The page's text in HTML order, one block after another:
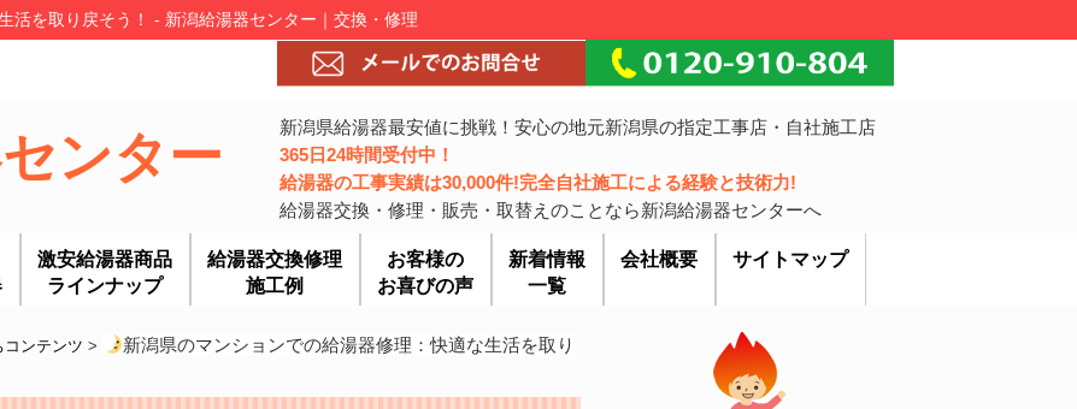
活を取り戻そう！ - 新潟給湯器センター｜交換・修理
ンター
新潟県給湯器最安値に挑戦！安心の地元新潟県の指定工事店・自社施工店
365日24時間受付中！
給湯器の工事実績は30,000件!完全自社施工による経験と技術力!
給湯器交換・修理・販売・取替えのことなら新潟給湯器センターへ
激安給湯器商品
ラインナップ
給湯器交換修理
施工例
お客様の
お喜びの声
新着情報
一覧
会社概要 サイトマップ
コンテンツ >
新潟県のマンションでの給湯器修理：快適な生活を取り